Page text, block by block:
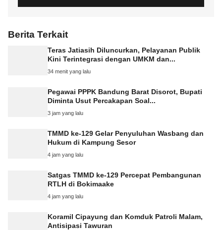
Berita Terkait
Teras Jatiasih Diluncurkan, Pelayanan Publik
Kini Terintegrasi dengan UMKM dan...
34 menit yang lalu
Pegawai PPPK Bandung Barat Disorot, Bupati
Diminta Usut Percakapan Soal...
3 jam yang lalu
TMMD ke-129 Gelar Penyuluhan Wasbang dan
Hukum di Kampung Sesor
4 jam yang lalu
Satgas TMMD ke-129 Percepat Pembangunan
RTLH di Bokimaake
4 jam yang lalu
Koramil Cipayung dan Komduk Patroli Malam,
Antisipasi Tawuran